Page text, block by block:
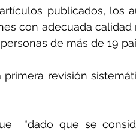
publicados, los
con adecuada
de más de 19
primera revisión
“dado que se